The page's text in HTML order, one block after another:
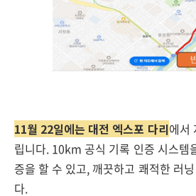
11월 22일에는 대전 엑스포 다리에서
립니다. 10km 공식 기록 인증 시스템
증을 할 수 있고, 깨끗하고 쾌적한 러
다.